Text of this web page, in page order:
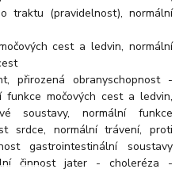
traktu (pravidelnost), normální
cest a ledvin, normální
přirozená obranyschopnost -
funkce močových cest a ledvin,
soustavy, normální funkce
srdce, normální trávení, proti
gastrointestinální soustavy
činnost jater - choleréza -